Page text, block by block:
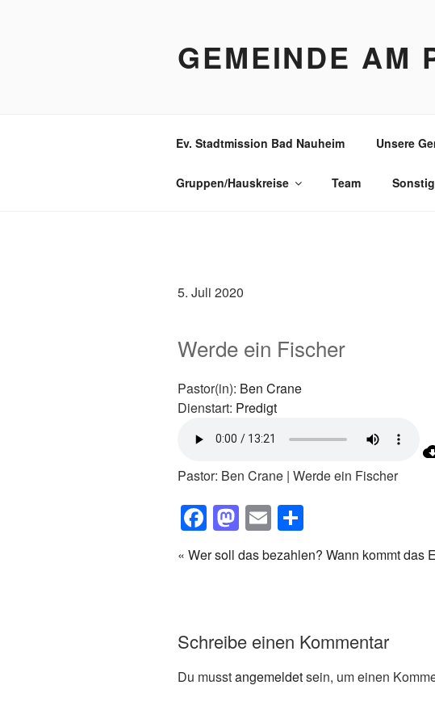
GEMEINDE AM
Ev. Stadtmission Bad Nauheim Unsere
Gruppen/Hauskreise Team
5. Juli 2020
Werde ein Fischer
Pastor(in): Ben Crane
Dienstart: Predigt
Pastor: Ben Crane | Werde ein Fischer
F
a
c
o
o
M
a
st
o
n
E
m
ail
eil
e
« Wer soll das bezahlen? Wann kommt das
Schreibe einen Kommentar
Du musstangemeldetsein, um einen